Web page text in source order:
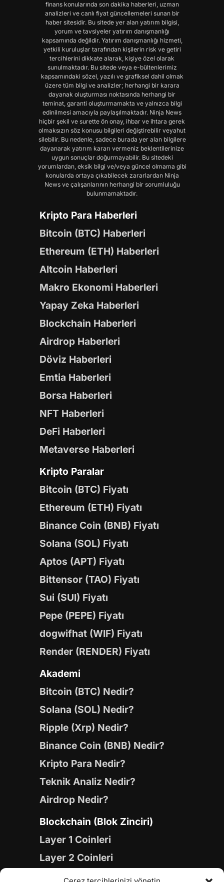
finans konularında son dakika haberleri, uzman
analizleri ve canlı fiyat güncellemeleri sunan bir
haber sitesidir. Bu sitede yer alan yatırım bilgisi,
yorum ve tavsiyeler yatırım danışmanlığı
kapsamında değildir. Yatırım danışmanlığı hizmeti,
yetkili kuruluşlar tarafından kişilerin risk ve getiri
tercihlerini dikkate alarak, kişiye özel olarak
sunulmaktadır. Bu sitede veya e-bültenlerimiz
kapsamındaki sözel, yazılı ve grafiksel dahil olmak
üzere tüm bilgi ve analizler; herhangi bir karara
dayanak oluşturması noktasında herhangi bir
teminat, garanti oluşturmamakta ve yalnızca bilgi
edinilmesi amacıyla paylaşılmaktadır. Ninja News
hiçbir şekil ve surette ön onay, ihbar ve ihtara gerek
olmaksızın söz konusu bilgileri değiştirebilir veyahut
silebilir. Bu nedenle, sadece burada yer alan bilgilere
dayanarak yatırım kararı vermeniz beklentilerinize
uygun sonuçlar doğurmayabilir. Bu sitedeki
yorumlardan, eksik bilgi ve/veya güncel olmama gibi
konularda ortaya çıkabilecek zararlardan Ninja
News ve çalışanlarının herhangi bir sorumluluğu
bulunmamaktadır.
Kripto Para Haberleri
Bitcoin (BTC) Haberleri
Ethereum (ETH) Haberleri
Altcoin Haberleri
Makro Ekonomi Haberleri
Yapay Zeka Haberleri
Blockchain Haberleri
Airdrop Haberleri
Döviz Haberleri
Emtia Haberleri
Borsa Haberleri
NFT Haberleri
DeFi Haberleri
Metaverse Haberleri
Kripto Paralar
Bitcoin (BTC) Fiyatı
Ethereum (ETH) Fiyatı
Binance Coin (BNB) Fiyatı
Solana (SOL) Fiyatı
Aptos (APT) Fiyatı
Bittensor (TAO) Fiyatı
Sui (SUI) Fiyatı
Pepe (PEPE) Fiyatı
dogwifhat (WIF) Fiyatı
Render (RENDER) Fiyatı
Akademi
Bitcoin (BTC) Nedir?
Solana (SOL) Nedir?
Ripple (Xrp) Nedir?
Binance Coin (BNB) Nedir?
Kripto Para Nedir?
Teknik Analiz Nedir?
Airdrop Nedir?
Blockchain (Blok Zinciri)
Layer 1 Coinleri
Layer 2 Coinleri
Yapay Zeka (AI) Coinleri